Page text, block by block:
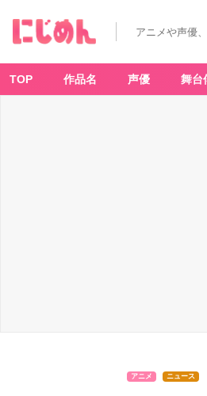
アニメや声優
TOP 作品名 声優 舞台
アニメ ニュース